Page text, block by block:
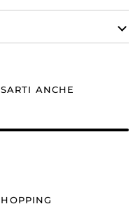
ANCHE